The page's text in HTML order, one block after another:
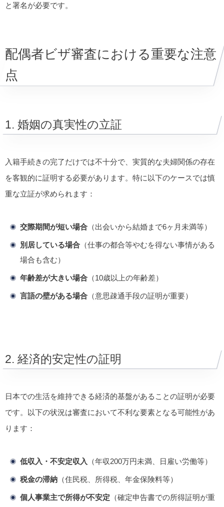
と署名が必要です。
配偶者ビザ審査における重要な注意
点
1. 婚姻の真実性の立証
入籍手続きの完了だけでは不十分で、実質的な夫婦関係の存在
を客観的に証明する必要があります。特に以下のケースでは慎
重な立証が求められます：
交際期間が短い場合 （出会いから結婚まで6ヶ月未満等）
別居している場合 （仕事の都合等やむを得ない事情がある
場合も含む）
年齢差が大きい場合 （10歳以上の年齢差）
言語の壁がある場合 （意思疎通手段の証明が重要）
2. 経済的安定性の証明
日本での生活を維持できる経済的基盤があることの証明が必要
です。以下の状況は審査において不利な要素となる可能性があ
ります：
低収入・不安定収入 （年収200万円未満、日雇い労働等）
税金の滞納 （住民税、所得税、年金保険料等）
個人事業主で所得が不安定 （確定申告書での所得証明が重